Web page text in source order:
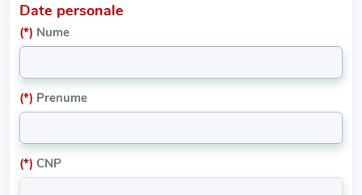
Date personale
(*) Nume
(*) Prenume
(*) CNP